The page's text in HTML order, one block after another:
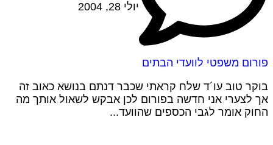
פורום משפטי לוועדי הבתים
יולי 28, 2004
בוקר טוב עו´ד שלח קראתי שכבר דנתם בנושא כאוב זה
אך לצערי אני חדשה בפורום לכן אבקש לשאול אותך מה
החוק אומר לגבי הכספים שהוועד...